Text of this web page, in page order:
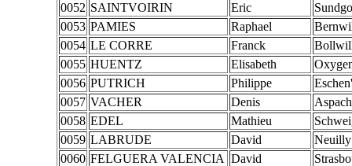
0052 SAINTVOIRIN Eric
0053 PAMIES Raphael
0054 LE CORRE Franck
0055 HUENTZ Elisabeth
0056 PUTRICH Philippe
0057 VACHER Denis
0058 EDEL Mathieu
0059 LABRUDE David
0060 FELGUERA VALENCIA David